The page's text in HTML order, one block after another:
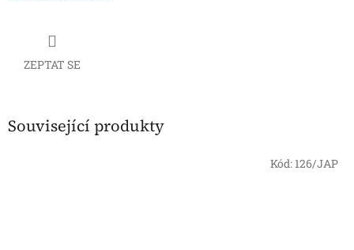
ZEPTAT SE
Související produkty
Kód: 126/JAP